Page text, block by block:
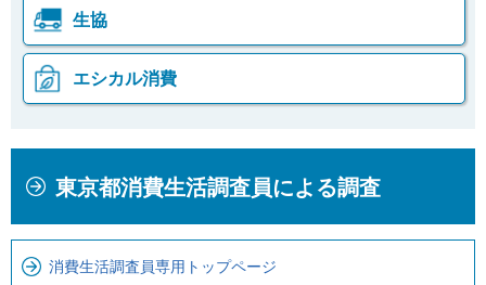
生協
エシカル消費
ま
ロ
東京都消費生活調査員による調査
消費生活調査員専用トップページ